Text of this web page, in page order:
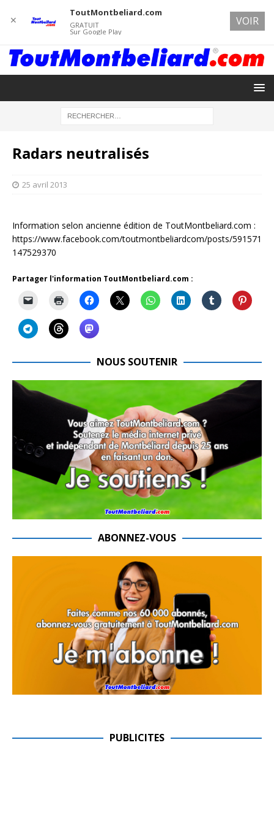
Radars neutralisés
25 avril 2013
Information selon ancienne édition de ToutMontbeliard.com :
https://www.facebook.com/toutmontbeliardcom/posts/591571
147529370
Partager l'information ToutMontbeliard.com :
NOUS SOUTENIR
ABONNEZ-VOUS
PUBLICITES
✕
ToutMontbeliard.com
GRATUIT
Sur Google Play
VOIR